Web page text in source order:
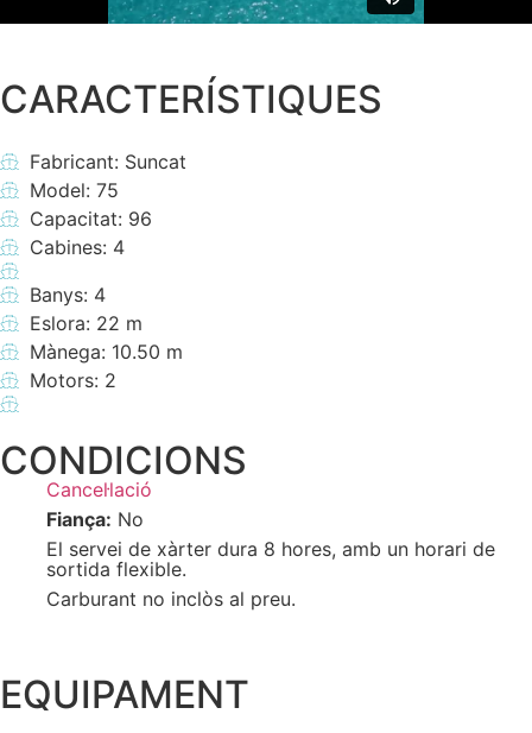
CARACTERÍSTIQUES
Fabricant: Suncat
Model: 75
Capacitat: 96
Cabines: 4
Banys: 4
Eslora: 22 m
Mànega: 10.50 m
Motors: 2
CONDICIONS
Cancel·lació
Fiança: No
El servei de xàrter dura 8 hores, amb un horari de
sortida flexible.
Carburant no inclòs al preu.
EQUIPAMENT